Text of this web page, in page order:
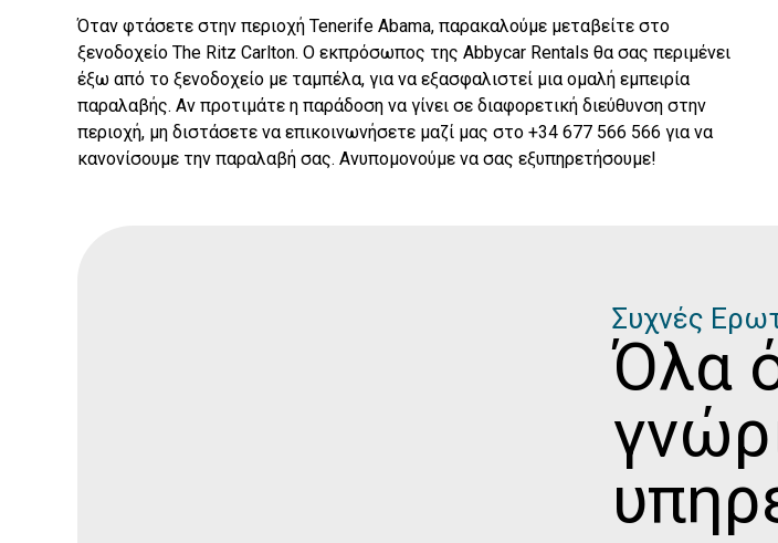
Όταν φτάσετε στην περιοχή Tenerife Abama, παρακαλούμε μεταβείτε στο
ξενοδοχείο The Ritz Carlton. Ο εκπρόσωπος της Abbycar Rentals θα σας περιμένει
έξω από το ξενοδοχείο με ταμπέλα, για να εξασφαλιστεί μια ομαλή εμπειρία
παραλαβής. Αν προτιμάτε η παράδοση να γίνει σε διαφορετική διεύθυνση στην
περιοχή, μη διστάσετε να επικοινωνήσετε μαζί μας στο +34 677 566 566 για να
κανονίσουμε την παραλαβή σας. Ανυπομονούμε να σας εξυπηρετήσουμε!
Συχνές
Όλα